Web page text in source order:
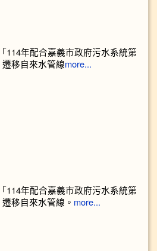
114年配合嘉義市政府污水系統第
移自來水管線more...
114年配合嘉義市政府污水系統第
移自來水管線。 more...